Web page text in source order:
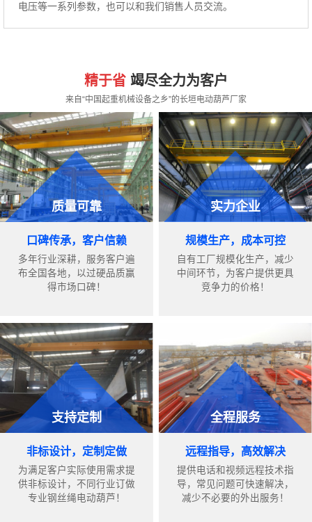
电压等一系列参数，也可以和我们销售人员交流。
精于省 竭尽全力为客户
来自“中国起重机械设备之乡”的长垣电动葫芦厂家
质量可靠
口碑传承，客户信赖
多年行业深耕，服务客户遍
布全国各地，以过硬品质赢
得市场口碑！
实力企业
规模生产，成本可控
自有工厂规模化生产，减少
中间环节，为客户提供更具
竞争力的价格！
支持定制
非标设计，定制定做
为满足客户实际使用需求提
供非标设计，不同行业订做
专业钢丝绳电动葫芦！
全程服务
远程指导，高效解决
提供电话和视频远程技术指
导，常见问题可快速解决，
减少不必要的外出服务！